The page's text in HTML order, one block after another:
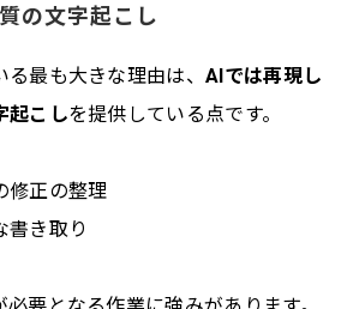
の文字起こし
る最も大きな理由は、AIでは再現し
起こしを提供している点です。
修正の整理
書き取り